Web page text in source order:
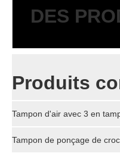
DES
Produits
Tampon d'air avec 3 en